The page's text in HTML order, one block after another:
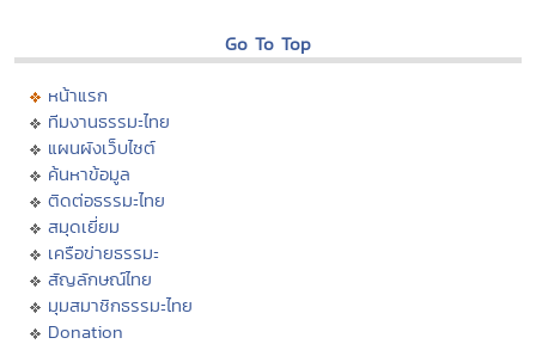
Go To Top
หน้าแรก
ทีมงานธรรมะไทย
แผนผังเว็บไซต์
ค้นหาข้อมูล
ติดต่อธรรมะไทย
สมุดเยี่ยม
เครือข่ายธรรมะ
สัญลักษณ์ไทย
มุมสมาชิกธรรมะไทย
Donation